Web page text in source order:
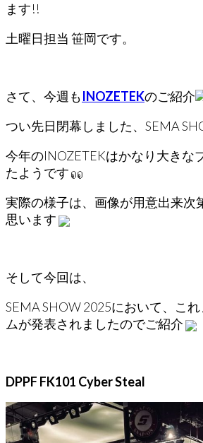
ます!!
土曜日担当 笹岡です。
さて、今週もINOZETEKのご紹介
つい先日閉幕しました、SEMA
今年のINOZETEKはかなり大きな
たようです
実際の様子は、画像が用意出来次
思います
そして今回は、
SEMA SHOW 2025において、こ
ムが発表されましたのでご紹介
DPPF FK101 Cyber Steal